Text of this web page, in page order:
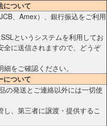
について
、Amex）、銀行振込をご利用
というシステムを利用してお
全に送信されますので、どうぞ
をご確認ください。
について
の発送とご連絡以外には一切使
、第三者に譲渡・提供するこ